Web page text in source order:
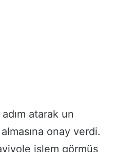
atarak un
onay verdi.
işlem görmüş